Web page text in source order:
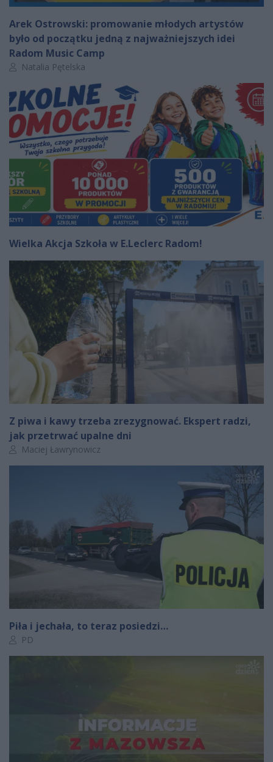
Arek Ostrowski: promowanie młodych artystów
było od początku jedną z najważniejszych idei
Radom Music Camp
Autor artykułu:
Natalia Pętelska
Wielka Akcja Szkoła w E.Leclerc Radom!
Z piwa i kawy trzeba zrezygnować. Ekspert radzi,
jak przetrwać upalne dni
Autor artykułu:
Maciej Ławrynowicz
Piła i jechała, to teraz posiedzi…
Autor artykułu:
PD